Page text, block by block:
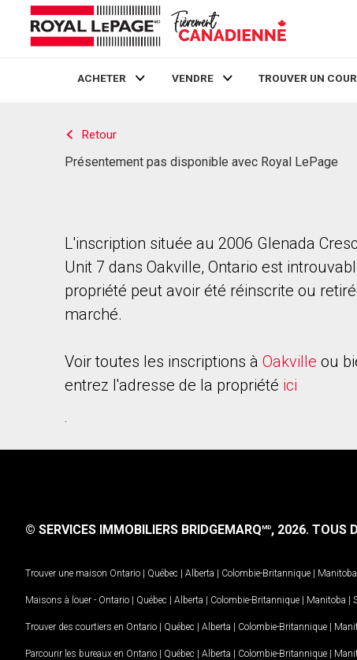
ACHETER VENDRE TROUVER UN
Retour
Présentement pas disponible avec Royal LePage
L'inscription située au 2006 Glenada
Unit 7 dans Oakville, Ontario est
propriété peut avoir été réinscrite ou
marché.
Voir toutes les inscriptions à Oakville ou
entrez l'adresse de la propriété ici
.
© SERVICES IMMOBILIERS BRIDGEMARQMD, 2026. TOUS
Trouver une maison Ontario | Québec | Alberta | Colombie-Britannique | Manitoba
Maisons à louer - Ontario | Québec | Alberta | Colombie-Britannique | Manitoba |
Trouver des courtiers en Ontario | Québec | Alberta | Colombie-Britannique |
Parcourir les bureaux en Ontario | Québec | Alberta | Colombie-Britannique |